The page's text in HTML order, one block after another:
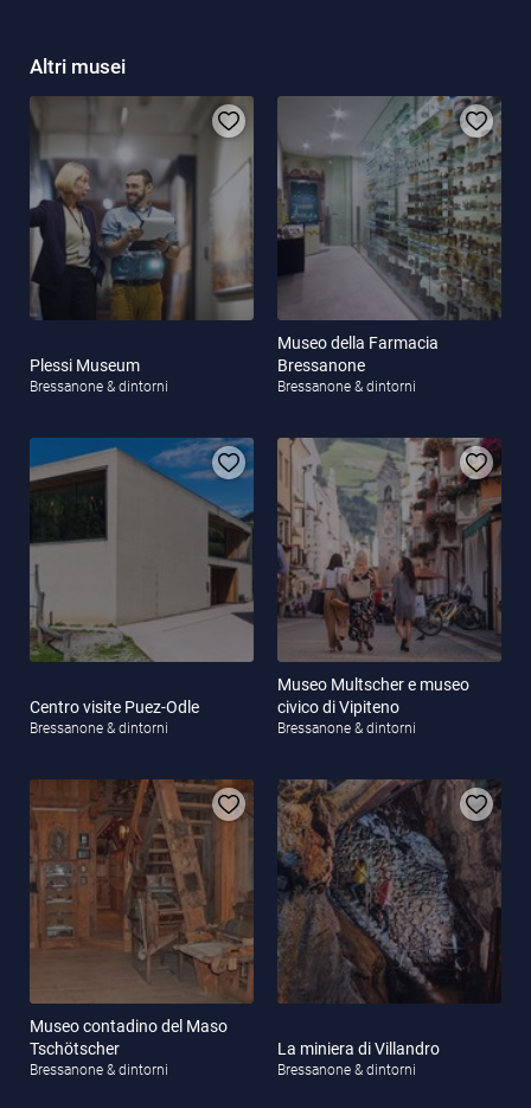
Altri musei
Plessi Museum
Bressanone & dintorni
Museo della Farmacia
Bressanone
Bressanone & dintorni
Centro visite Puez-Odle
Bressanone & dintorni
Museo Multscher e museo
civico di Vipiteno
Bressanone & dintorni
Museo contadino del Maso
Tschötscher
Bressanone & dintorni
La miniera di Villandro
Bressanone & dintorni